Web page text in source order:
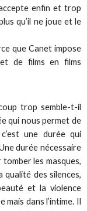
enfin et trop
qu’il ne joue et le
que Canet impose
de films en films
trop semble-t-il
qui nous permet de
une durée qui
durée nécessaire
les masques,
qualité des silences,
et la violence
mais dans l’intime. Il